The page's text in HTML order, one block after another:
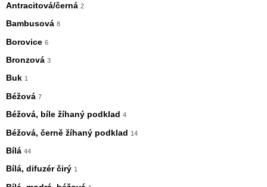
Antracitová/černá 2
Bambusová 8
Borovice 6
Bronzová 3
Buk 1
Béžová 7
Béžová, bíle žíhaný podklad 4
Béžová, černě žíhaný podklad 14
Bílá 44
Bílá, difuzér čirý 1